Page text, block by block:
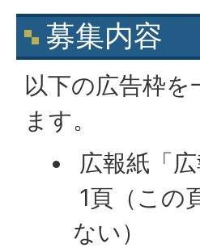
募集内容
以下の広告枠
ます。
広報紙「
1頁（この
ない）